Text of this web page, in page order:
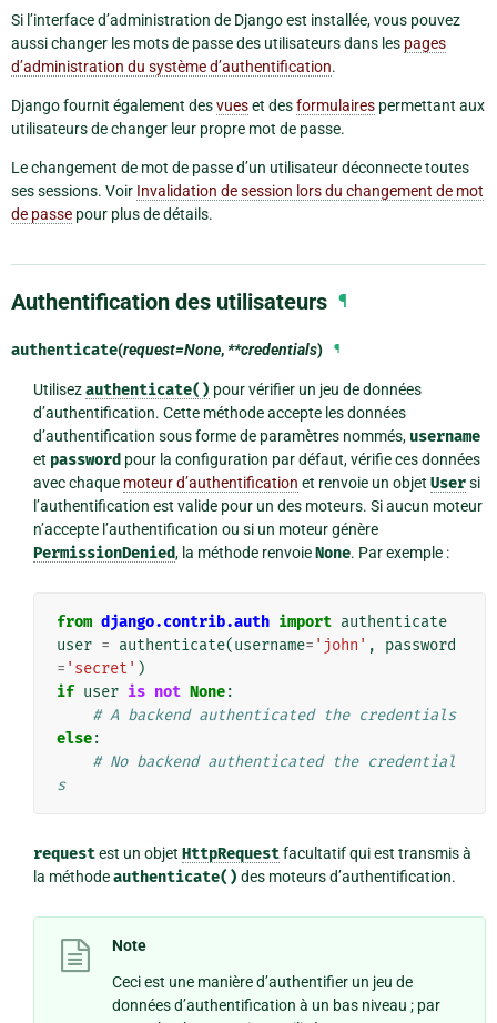
Si l’interface d’administration de Django est installée, vous pouvez
aussi changer les mots de passe des utilisateurs dans les pages
d’administration du système d’authentification.
Django fournit également desvueset desformulaires permettant aux
utilisateurs de changer leur propre mot de passe.
Le changement de mot de passe d’un utilisateur déconnecte toutes
ses sessions. Voir Invalidation de session lors du changement de mot
de passe pour plus de détails.
Authentification des utilisateurs ¶
authenticate(request=None,**credentials) ¶
Utilisezauthenticate() pour vérifier un jeu de données
d’authentification. Cette méthode accepte les données
d’authentification sous forme de paramètres nommés, username
et password pour la configuration par défaut, vérifie ces données
avec chaque moteur d’authentification et renvoie un objet Usersi
l’authentification est valide pour un des moteurs. Si aucun moteur
n’accepte l’authentification ou si un moteur génère
PermissionDenied, la méthode renvoieNone. Par exemple :
from django.contrib.auth import authenticate
user = authenticate(username= 'john' ,
password
= 'secret' )
if user is not None:
# A backend authenticated the credentials
else:
# No backend authenticated the credential
s
requestest un objet HttpRequestfacultatif qui est transmis à
la méthodeauthenticate() des moteurs d’authentification.
Note
Ceci est une manière d’authentifier un jeu de
données d’authentification à un bas niveau ; par